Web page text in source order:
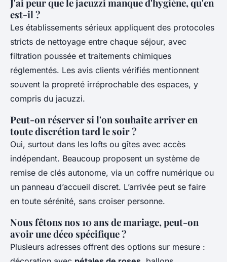
J'ai peur que le jacuzzi manque d'hygiène, qu'en
est-il ?
Les établissements sérieux appliquent des protocoles
stricts de nettoyage entre chaque séjour, avec
filtration poussée et traitements chimiques
réglementés. Les avis clients vérifiés mentionnent
souvent la propreté irréprochable des espaces, y
compris du jacuzzi.
Peut-on réserver si l'on souhaite arriver en
toute discrétion tard le soir ?
Oui, surtout dans les lofts ou gîtes avec accès
indépendant. Beaucoup proposent un système de
remise de clés autonome, via un coffre numérique ou
un panneau d’accueil discret. L’arrivée peut se faire
en toute sérénité, sans croiser personne.
Nous fêtons nos 10 ans de mariage, peut-on
avoir une déco spécifique ?
Plusieurs adresses offrent des options sur mesure :